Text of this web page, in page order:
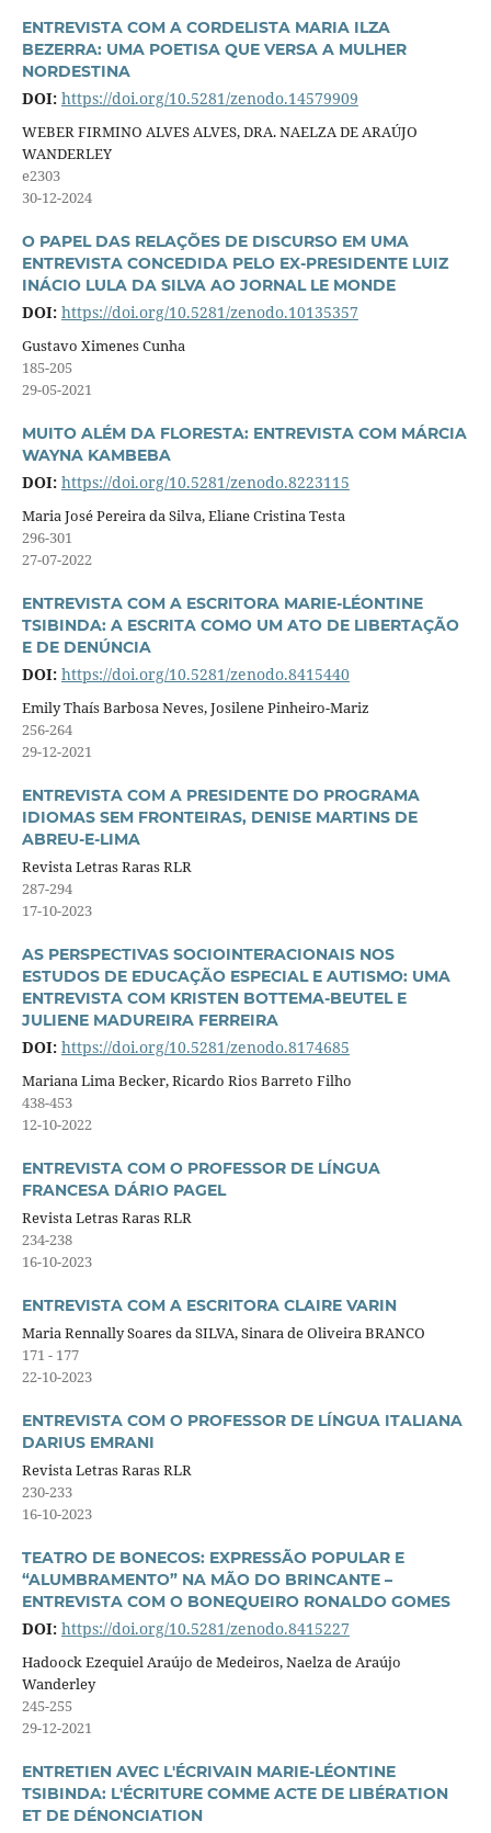
ENTREVISTA COM A CORDELISTA MARIA ILZA
BEZERRA: UMA POETISA QUE VERSA A MULHER
NORDESTINA
DOI: https://doi.org/10.5281/zenodo.14579909
WEBER FIRMINO ALVES ALVES, DRA. NAELZA DE ARAÚJO
WANDERLEY
e2303
30-12-2024
O PAPEL DAS RELAÇÕES DE DISCURSO EM UMA
ENTREVISTA CONCEDIDA PELO EX-PRESIDENTE LUIZ
INÁCIO LULA DA SILVA AO JORNAL LE MONDE
DOI: https://doi.org/10.5281/zenodo.10135357
Gustavo Ximenes Cunha
185-205
29-05-2021
MUITO ALÉM DA FLORESTA: ENTREVISTA COM MÁRCIA
WAYNA KAMBEBA
DOI: https://doi.org/10.5281/zenodo.8223115
Maria José Pereira da Silva, Eliane Cristina Testa
296-301
27-07-2022
ENTREVISTA COM A ESCRITORA MARIE-LÉONTINE
TSIBINDA: A ESCRITA COMO UM ATO DE LIBERTAÇÃO
E DE DENÚNCIA
DOI: https://doi.org/10.5281/zenodo.8415440
Emily Thaís Barbosa Neves, Josilene Pinheiro-Mariz
256-264
29-12-2021
ENTREVISTA COM A PRESIDENTE DO PROGRAMA
IDIOMAS SEM FRONTEIRAS, DENISE MARTINS DE
ABREU-E-LIMA
Revista Letras Raras RLR
287-294
17-10-2023
AS PERSPECTIVAS SOCIOINTERACIONAIS NOS
ESTUDOS DE EDUCAÇÃO ESPECIAL E AUTISMO: UMA
ENTREVISTA COM KRISTEN BOTTEMA-BEUTEL E
JULIENE MADUREIRA FERREIRA
DOI: https://doi.org/10.5281/zenodo.8174685
Mariana Lima Becker, Ricardo Rios Barreto Filho
438-453
12-10-2022
ENTREVISTA COM O PROFESSOR DE LÍNGUA
FRANCESA DÁRIO PAGEL
Revista Letras Raras RLR
234-238
16-10-2023
ENTREVISTA COM A ESCRITORA CLAIRE VARIN
Maria Rennally Soares da SILVA, Sinara de Oliveira BRANCO
171 - 177
22-10-2023
ENTREVISTA COM O PROFESSOR DE LÍNGUA ITALIANA
DARIUS EMRANI
Revista Letras Raras RLR
230-233
16-10-2023
TEATRO DE BONECOS: EXPRESSÃO POPULAR E
“ALUMBRAMENTO” NA MÃO DO BRINCANTE –
ENTREVISTA COM O BONEQUEIRO RONALDO GOMES
DOI: https://doi.org/10.5281/zenodo.8415227
Hadoock Ezequiel Araújo de Medeiros, Naelza de Araújo
Wanderley
245-255
29-12-2021
ENTRETIEN AVEC L'ÉCRIVAIN MARIE-LÉONTINE
TSIBINDA: L'ÉCRITURE COMME ACTE DE LIBÉRATION
ET DE DÉNONCIATION